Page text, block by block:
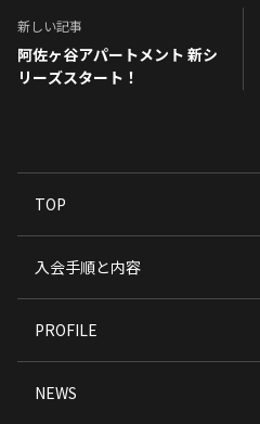
新しい記事
阿佐ヶ谷アパートメント 新シ
リーズスタート！
TOP
入会手順と内容
PROFILE
NEWS